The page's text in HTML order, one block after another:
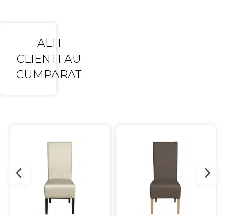
ALTI
CLIENTI AU
CUMPARAT